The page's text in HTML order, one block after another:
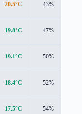
20.5°C 43%
19.8°C 47%
19.1°C 50%
18.4°C 52%
17.5°C 54%